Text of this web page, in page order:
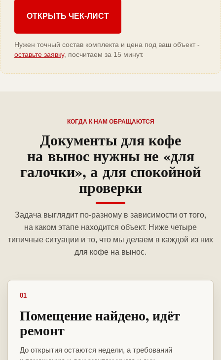
ОТКРЫТЬ ЧЕК-ЛИСТ
Нужен точный состав комплекта и цена под ваш объект -
оставьте заявку, посчитаем за 15 минут.
КОГДА К НАМ ОБРАЩАЮТСЯ
Документы для кофе
на вынос нужны не «для
галочки», а для спокойной
проверки
Задача выглядит по-разному в зависимости от того,
на каком этапе находится объект. Ниже четыре
типичные ситуации и то, что мы делаем в каждой из них
для кофе на вынос.
01
Помещение найдено, идёт
ремонт
До открытия остаются недели, а требований